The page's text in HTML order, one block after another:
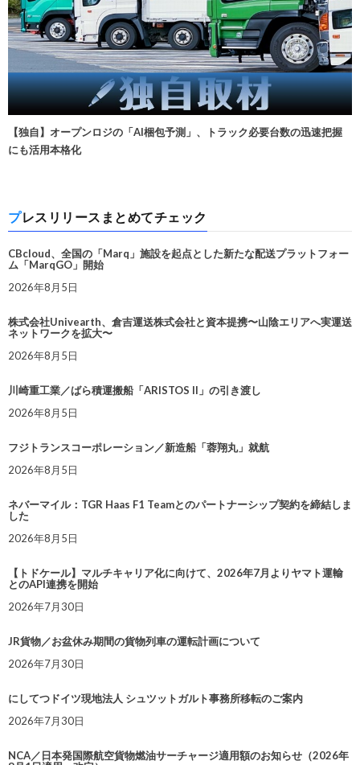
【独自】オープンロジの「AI梱包予測」、トラック必要台数の迅速把握
にも活用本格化
プレスリリースまとめてチェック
CBcloud、全国の「Marq」施設を起点とした新たな配送プラットフォー
ム「MarqGO」開始
2026年8月5日
株式会社Univearth、倉吉運送株式会社と資本提携〜山陰エリアへ実運送
ネットワークを拡大〜
2026年8月5日
川崎重工業／ばら積運搬船「ARISTOS II」の引き渡し
2026年8月5日
フジトランスコーポレーション／新造船「蓉翔丸」就航
2026年8月5日
ネバーマイル：TGR Haas F1 Teamとのパートナーシップ契約を締結しま
した
2026年8月5日
【トドケール】マルチキャリア化に向けて、2026年7月よりヤマト運輸
とのAPI連携を開始
2026年7月30日
JR貨物／お盆休み期間の貨物列車の運転計画について
2026年7月30日
にしてつドイツ現地法人 シュツットガルト事務所移転のご案内
2026年7月30日
NCA／日本発国際航空貨物燃油サーチャージ適用額のお知らせ（2026年